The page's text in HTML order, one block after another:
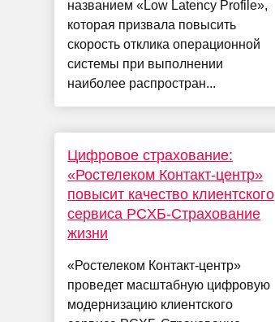
названием «Low Latency Profile»,
которая призвала повысить
скорость отклика операционной
системы при выполнении
наиболее распростран...
Цифровое страхование:
«Ростелеком Контакт-центр»
повысит качество клиентского
сервиса PCXБ-Страхование
жизни
«Ростелеком Контакт-центр»
проведет масштабную цифровую
модернизацию клиентского